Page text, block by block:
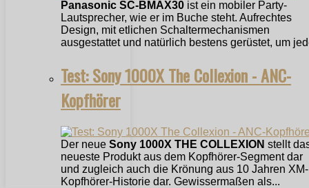
Panasonic SC-BMAX30 ist ein mobiler Party-
Lautsprecher, wie er im Buche steht. Aufrechtes
Design, mit etlichen Schaltermechanismen
ausgestattet und natürlich bestens gerüstet, um
Test: Sony 1000X The Collexion - ANC-
Kopfhörer
Der neue Sony 1000X THE COLLEXION stellt
neueste Produkt aus dem Kopfhörer-Segment dar
und zugleich auch die Krönung aus 10 Jahren XM-
Kopfhörer-Historie dar. Gewissermaßen als...